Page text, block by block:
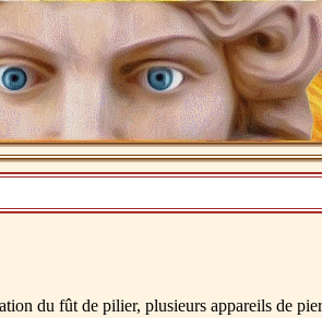
du fût de pilier, plusieurs appareils de